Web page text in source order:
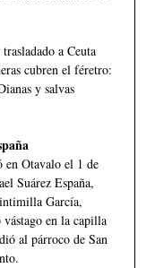
a Ceuta
cubren el féretro:
y salvas
en Otavalo el 1 de
Suárez España,
García,
en la capilla
al párroco de San